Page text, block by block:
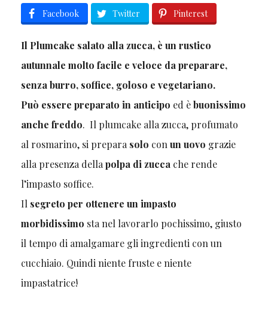
Facebook Twitter Pinterest
Il Plumcake salato alla zucca, è un rustico
autunnale molto facile e veloce da preparare,
senza burro, soffice, goloso e vegetariano.
Può essere preparato in anticipo ed èbuonissimo
anche freddo. Il plumcake alla zucca, profumato
al rosmarino, si prepara solo con un uovo grazie
alla presenza della polpa di zucca che rende
l’impasto soffice.
Il segreto per ottenere un impasto
morbidissimo sta nel lavorarlo pochissimo, giusto
il tempo di amalgamare gli ingredienti con un
cucchiaio. Quindi niente fruste e niente
impastatrice!